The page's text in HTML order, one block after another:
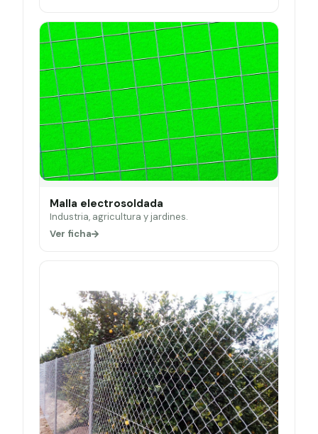
Malla electrosoldada
Industria, agricultura y jardines.
Ver ficha